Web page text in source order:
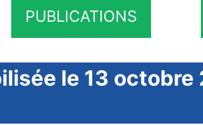
PUBLICATIONS
le 13 octobre